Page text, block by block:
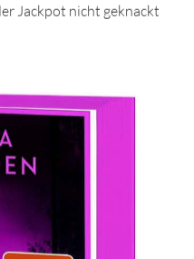
Jackpot nicht geknackt